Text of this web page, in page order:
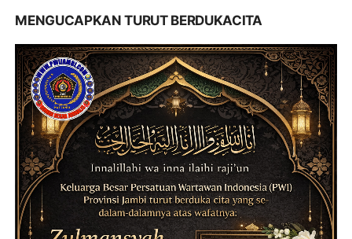
MENGUCAPKAN TURUT BERDUKACITA